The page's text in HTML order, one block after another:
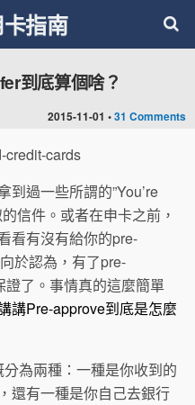
指南
2015-11-01 •31 Comments
到底算個啥？
到過一些所謂的”You’re
信件。或者在申卡之前，
看有沒有給你的pre-
於認為，有了pre-
了。事情真的這麼簡單
講Pre-approve到底是怎麼
為兩種：一種是你收到的
還有一種是你自己去銀行